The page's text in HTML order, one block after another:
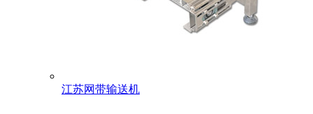
江苏网带输送机